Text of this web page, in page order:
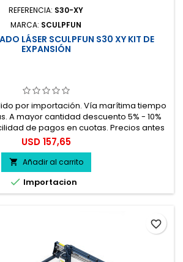
REFERENCIA: S30-XY
MARCA: SCULPFUN
LÁSER SCULPFUN S30 XY KIT DE
EXPANSIÓN
por importación. Vía marítima tiempo
A mayor cantidad descuento 5% - 10%
de pagos en cuotas. Precios antes
impuesto. 100% seguro.
Precio
USD 157,65
 Añadir al carrito
 Importacion
favorite_border